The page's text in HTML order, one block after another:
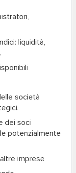
: liquidità,
società
dei soci
potenzialmente
imprese